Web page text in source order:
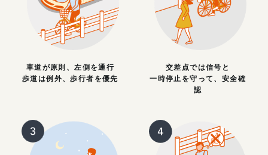
車道が原則、左側を通行
歩道は例外、歩行者を優先
交差点では信号と
一時停止を守って、安全確
認